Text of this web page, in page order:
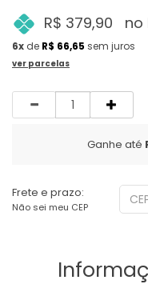
R$ 379,90
no
6x de R$ 66,65 sem juros
ver parcelas
Quantidade
Ganhe até
Frete e prazo:
Não sei meu CEP